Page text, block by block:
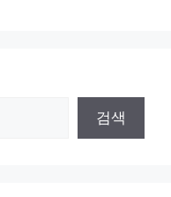
검색